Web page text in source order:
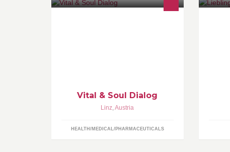
Vital & Soul Dialog
Linz,Austria
HEALTH/MEDICAL/PHARMACEUTICALS